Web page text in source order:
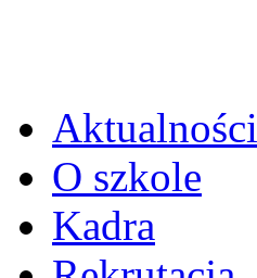
Aktualności
O szkole
Kadra